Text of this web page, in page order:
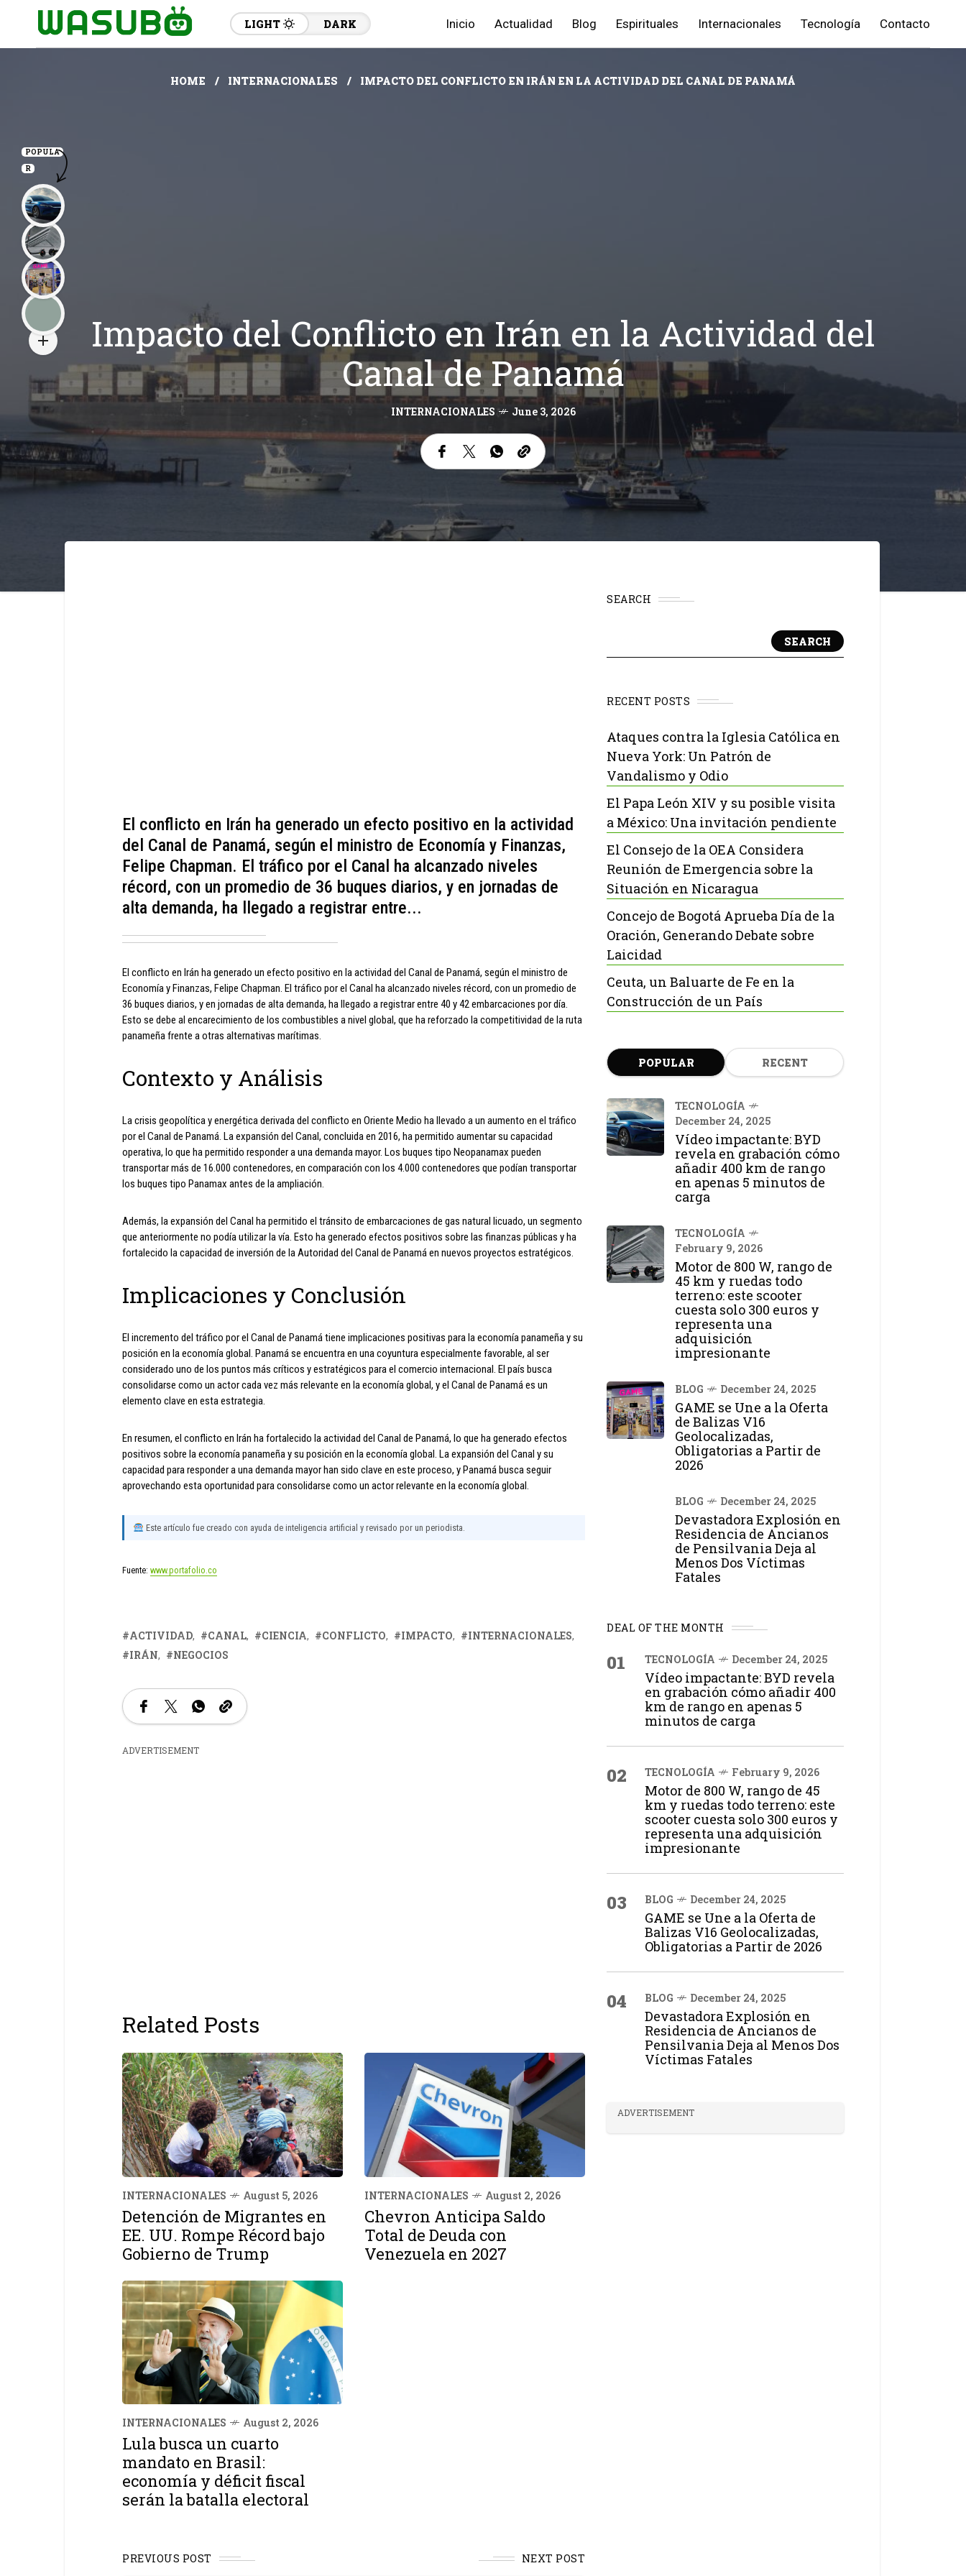
LIGHT DARK Inicio Actualidad Blog Espirituales Internacionales Tecnología Contacto
HOME INTERNACIONALES IMPACTO DEL CONFLICTO EN IRÁN EN LA ACTIVIDAD DEL CANAL DE PANAMÁ
Impacto del Conflicto en Irán en la Actividad del
Canal de Panamá
INTERNACIONALES June 3, 2026
El conflicto en Irán ha generado un efecto positivo en la actividad
del Canal de Panamá, según el ministro de Economía y Finanzas,
Felipe Chapman. El tráfico por el Canal ha alcanzado niveles
récord, con un promedio de 36 buques diarios, y en jornadas de
alta demanda, ha llegado a registrar entre...
El conflicto en Irán ha generado un efecto positivo en la actividad del Canal de Panamá, según el ministro de
Economía y Finanzas, Felipe Chapman. El tráfico por el Canal ha alcanzado niveles récord, con un promedio de
36 buques diarios, y en jornadas de alta demanda, ha llegado a registrar entre 40 y 42 embarcaciones por día.
Esto se debe al encarecimiento de los combustibles a nivel global, que ha reforzado la competitividad de la ruta
panameña frente a otras alternativas marítimas.
Contexto y Análisis
La crisis geopolítica y energética derivada del conflicto en Oriente Medio ha llevado a un aumento en el tráfico
por el Canal de Panamá. La expansión del Canal, concluida en 2016, ha permitido aumentar su capacidad
operativa, lo que ha permitido responder a una demanda mayor. Los buques tipo Neopanamax pueden
transportar más de 16.000 contenedores, en comparación con los 4.000 contenedores que podían transportar
los buques tipo Panamax antes de la ampliación.
Además, la expansión del Canal ha permitido el tránsito de embarcaciones de gas natural licuado, un segmento
que anteriormente no podía utilizar la vía. Esto ha generado efectos positivos sobre las finanzas públicas y ha
fortalecido la capacidad de inversión de la Autoridad del Canal de Panamá en nuevos proyectos estratégicos.
Implicaciones y Conclusión
El incremento del tráfico por el Canal de Panamá tiene implicaciones positivas para la economía panameña y su
posición en la economía global. Panamá se encuentra en una coyuntura especialmente favorable, al ser
considerado uno de los puntos más críticos y estratégicos para el comercio internacional. El país busca
consolidarse como un actor cada vez más relevante en la economía global, y el Canal de Panamá es un
elemento clave en esta estrategia.
En resumen, el conflicto en Irán ha fortalecido la actividad del Canal de Panamá, lo que ha generado efectos
positivos sobre la economía panameña y su posición en la economía global. La expansión del Canal y su
capacidad para responder a una demanda mayor han sido clave en este proceso, y Panamá busca seguir
aprovechando esta oportunidad para consolidarse como un actor relevante en la economía global.
Este artículo fue creado con ayuda de inteligencia artificial y revisado por un periodista.
Fuente: www.portafolio.co
ACTIVIDAD CANAL CIENCIA CONFLICTO IMPACTO
INTERNACIONALES
IRÁN
NEGOCIOS
ADVERTISEMENT
Related Posts
INTERNACIONALES August 5, 2026
Detención de Migrantes en
EE. UU. Rompe Récord bajo
Gobierno de Trump
INTERNACIONALES August 2, 2026
Chevron Anticipa Saldo
Total de Deuda con
Venezuela en 2027
INTERNACIONALES August 2, 2026
Lula busca un cuarto
mandato en Brasil:
economía y déficit fiscal
serán la batalla electoral
PREVIOUS POST NEXT POST
SEARCH
SEARCH
RECENT POSTS
Ataques contra la Iglesia Católica en
Nueva York: Un Patrón de
Vandalismo y Odio
El Papa León XIV y su posible visita
a México: Una invitación pendiente
El Consejo de la OEA Considera
Reunión de Emergencia sobre la
Situación en Nicaragua
Concejo de Bogotá Aprueba Día de la
Oración, Generando Debate sobre
Laicidad
Ceuta, un Baluarte de Fe en la
Construcción de un País
POPULAR RECENT
TECNOLOGÍA
December 24, 2025
Vídeo impactante: BYD
revela en grabación cómo
añadir 400 km de rango
en apenas 5 minutos de
carga
TECNOLOGÍA
February 9, 2026
Motor de 800 W, rango de
45 km y ruedas todo
terreno: este scooter
cuesta solo 300 euros y
representa una
adquisición
impresionante
BLOG December 24, 2025
GAME se Une a la Oferta
de Balizas V16
Geolocalizadas,
Obligatorias a Partir de
2026
BLOG December 24, 2025
Devastadora Explosión en
Residencia de Ancianos
de Pensilvania Deja al
Menos Dos Víctimas
Fatales
DEAL OF THE MONTH
01 TECNOLOGÍA December 24, 2025
Vídeo impactante: BYD revela
en grabación cómo añadir 400
km de rango en apenas 5
minutos de carga
02 TECNOLOGÍA February 9, 2026
Motor de 800 W, rango de 45
km y ruedas todo terreno: este
scooter cuesta solo 300 euros y
representa una adquisición
impresionante
03 BLOG December 24, 2025
GAME se Une a la Oferta de
Balizas V16 Geolocalizadas,
Obligatorias a Partir de 2026
04 BLOG December 24, 2025
Devastadora Explosión en
Residencia de Ancianos de
Pensilvania Deja al Menos Dos
Víctimas Fatales
ADVERTISEMENT
POPULA
R